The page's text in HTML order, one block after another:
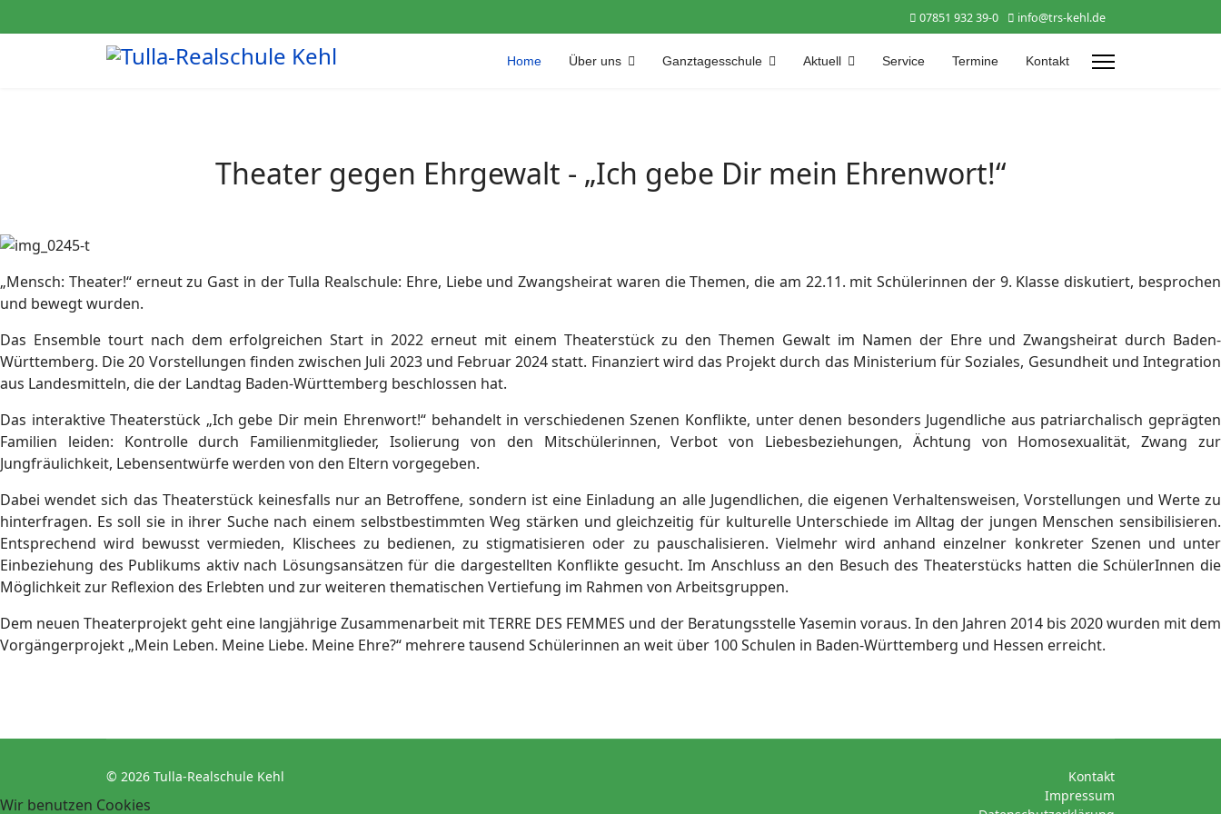
07851 932 39-0 info@trs-kehl.de
Home Über uns Ganztagesschule Aktuell Service Termine Kontakt
Theater gegen Ehrgewalt - „Ich gebe Dir mein Ehrenwort!“
„Mensch: Theater!“ erneut zu Gast in der Tulla Realschule: Ehre, Liebe und Zwangsheirat waren die Themen, die am 22.11. mit Schülerinnen der 9. Klasse diskutiert, besprochen
und bewegt wurden.
Das Ensemble tourt nach dem erfolgreichen Start in 2022 erneut mit einem Theaterstück zu den Themen Gewalt im Namen der Ehre und Zwangsheirat durch Baden-
Württemberg. Die 20 Vorstellungen finden zwischen Juli 2023 und Februar 2024 statt. Finanziert wird das Projekt durch das Ministerium für Soziales, Gesundheit und Integration
aus Landesmitteln, die der Landtag Baden-Württemberg beschlossen hat.
Das interaktive Theaterstück „Ich gebe Dir mein Ehrenwort!“ behandelt in verschiedenen Szenen Konflikte, unter denen besonders Jugendliche aus patriarchalisch geprägten
Familien leiden: Kontrolle durch Familienmitglieder, Isolierung von den Mitschülerinnen, Verbot von Liebesbeziehungen, Ächtung von Homosexualität, Zwang zur
Jungfräulichkeit, Lebensentwürfe werden von den Eltern vorgegeben.
Dabei wendet sich das Theaterstück keinesfalls nur an Betroffene, sondern ist eine Einladung an alle Jugendlichen, die eigenen Verhaltensweisen, Vorstellungen und Werte zu
hinterfragen. Es soll sie in ihrer Suche nach einem selbstbestimmten Weg stärken und gleichzeitig für kulturelle Unterschiede im Alltag der jungen Menschen sensibilisieren.
Entsprechend wird bewusst vermieden, Klischees zu bedienen, zu stigmatisieren oder zu pauschalisieren. Vielmehr wird anhand einzelner konkreter Szenen und unter
Einbeziehung des Publikums aktiv nach Lösungsansätzen für die dargestellten Konflikte gesucht. Im Anschluss an den Besuch des Theaterstücks hatten die SchülerInnen die
Möglichkeit zur Reflexion des Erlebten und zur weiteren thematischen Vertiefung im Rahmen von Arbeitsgruppen.
Dem neuen Theaterprojekt geht eine langjährige Zusammenarbeit mit TERRE DES FEMMES und der Beratungsstelle Yasemin voraus. In den Jahren 2014 bis 2020 wurden mit dem
Vorgängerprojekt „Mein Leben. Meine Liebe. Meine Ehre?“ mehrere tausend Schülerinnen an weit über 100 Schulen in Baden-Württemberg und Hessen erreicht.
© 2026 Tulla-Realschule Kehl
Kontakt
Impressum
Wir benutzen Cookies